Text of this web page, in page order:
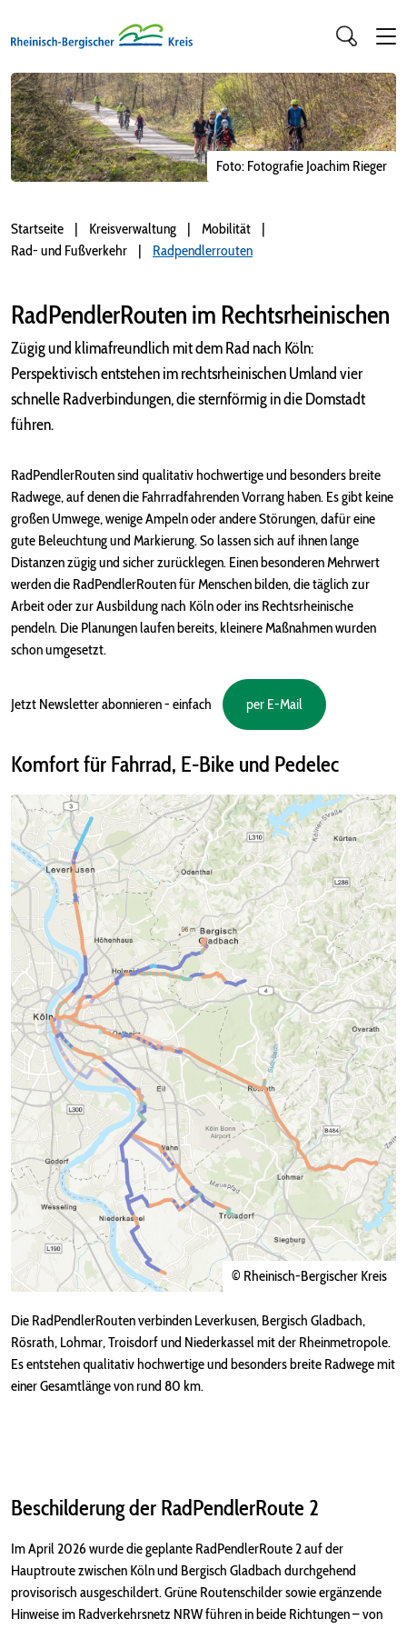
Foto: Fotografie Joachim Rieger
Startseite Kreisverwaltung
Mobilität
Rad- und Fußverkehr
Radpendlerrouten
RadPendlerRouten im Rechtsrheinischen
Zügig und klimafreundlich mit dem Rad nach Köln:
Perspektivisch entstehen im rechtsrheinischen Umland vier
schnelle Radverbindungen, die sternförmig in die Domstadt
führen.
RadPendlerRouten sind qualitativ hochwertige und besonders breite
Radwege, auf denen die Fahrradfahrenden Vorrang haben. Es gibt keine
großen Umwege, wenige Ampeln oder andere Störungen, dafür eine
gute Beleuchtung und Markierung. So lassen sich auf ihnen lange
Distanzen zügig und sicher zurücklegen. Einen besonderen Mehrwert
werden die RadPendlerRouten für Menschen bilden, die täglich zur
Arbeit oder zur Ausbildung nach Köln oder ins Rechtsrheinische
pendeln. Die Planungen laufen bereits, kleinere Maßnahmen wurden
schon umgesetzt.
Jetzt Newsletter abonnieren - einfach per E-Mail
Komfort für Fahrrad, E-Bike und Pedelec
© Rheinisch-Bergischer Kreis
Die RadPendlerRouten verbinden Leverkusen, Bergisch Gladbach,
Rösrath, Lohmar, Troisdorf und Niederkassel mit der Rheinmetropole.
Es entstehen qualitativ hochwertige und besonders breite Radwege mit
einer Gesamtlänge von rund 80 km.
Beschilderung der RadPendlerRoute 2
Im April 2026 wurde die geplante RadPendlerRoute 2 auf der
Hauptroute zwischen Köln und Bergisch Gladbach durchgehend
provisorisch ausgeschildert. Grüne Routenschilder sowie ergänzende
Hinweise im Radverkehrsnetz NRW führen in beide Richtungen – von